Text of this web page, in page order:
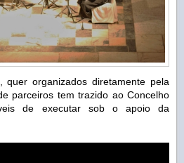
quer organizados diretamente pela
parceiros tem trazido ao Concelho
de executar sob o apoio da